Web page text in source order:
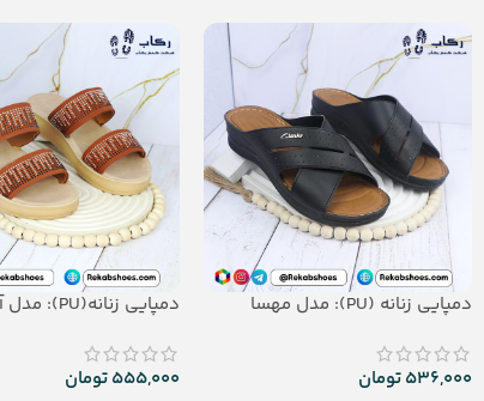
دمپایی زنانه (PU): مدل مهسا
536,000تومان
دمپایی زنانه(PU): مدل آناهیتا
555,000تومان